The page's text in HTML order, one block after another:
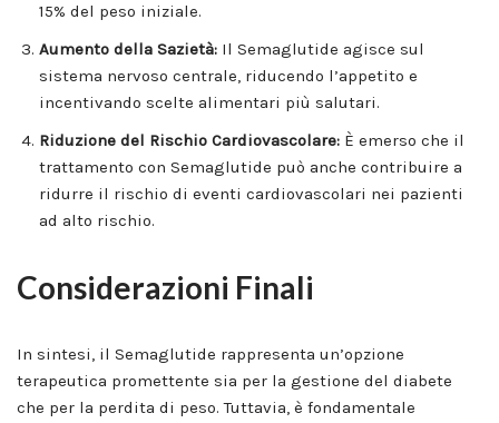
15% del peso iniziale.
Aumento della Sazietà: Il Semaglutide agisce sul
sistema nervoso centrale, riducendo l’appetito e
incentivando scelte alimentari più salutari.
Riduzione del Rischio Cardiovascolare: È emerso che il
trattamento con Semaglutide può anche contribuire a
ridurre il rischio di eventi cardiovascolari nei pazienti
ad alto rischio.
Considerazioni Finali
In sintesi, il Semaglutide rappresenta un’opzione
terapeutica promettente sia per la gestione del diabete
che per la perdita di peso. Tuttavia, è fondamentale